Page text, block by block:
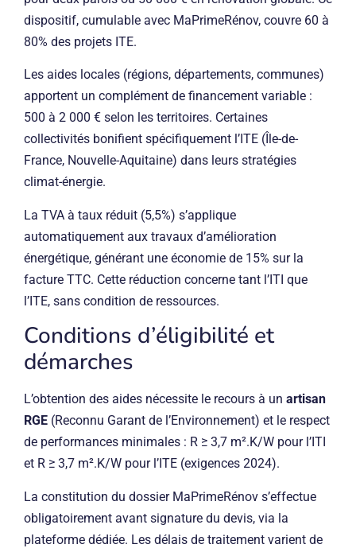
dispositif, cumulable avec MaPrimeRénov, couvre 60 à
80% des projets ITE.
Les aides locales (régions, départements, communes)
apportent un complément de financement variable :
500 à 2 000 € selon les territoires. Certaines
collectivités bonifient spécifiquement l’ITE (Île-de-
France, Nouvelle-Aquitaine) dans leurs stratégies
climat-énergie.
La TVA à taux réduit (5,5%) s’applique
automatiquement aux travaux d’amélioration
énergétique, générant une économie de 15% sur la
facture TTC. Cette réduction concerne tant l’ITI que
l’ITE, sans condition de ressources.
Conditions d’éligibilité et
démarches
L’obtention des aides nécessite le recours à un artisan
RGE (Reconnu Garant de l’Environnement) et le respect
de performances minimales : R ≥ 3,7 m².K/W pour l’ITI
et R ≥ 3,7 m².K/W pour l’ITE (exigences 2024).
La constitution du dossier MaPrimeRénov s’effectue
obligatoirement avant signature du devis, via la
plateforme dédiée. Les délais de traitement varient de